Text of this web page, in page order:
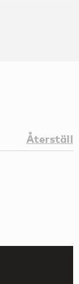
Återställ